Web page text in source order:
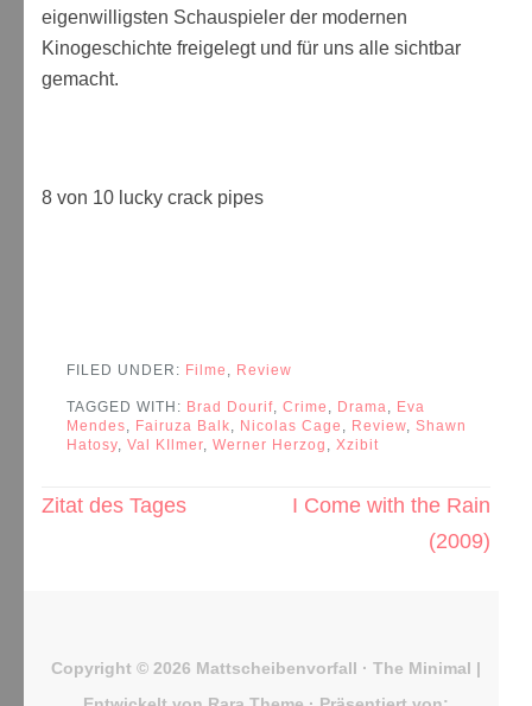
eigenwilligsten Schauspieler der modernen
Kinogeschichte freigelegt und für uns alle sichtbar
gemacht.
8 von 10 lucky crack pipes
FILED UNDER: Filme Review
TAGGED WITH: Brad Dourif Crime Drama
Eva
Mendes
Fairuza Balk Nicolas Cage Review Shawn
Hatosy Val KIlmer Werner Herzog Xzibit
Beitragsnavigation
Zitat des Tages
I Come with the Rain
(2009)
Copyright © 2026 Mattscheibenvorfall · The Minimal |